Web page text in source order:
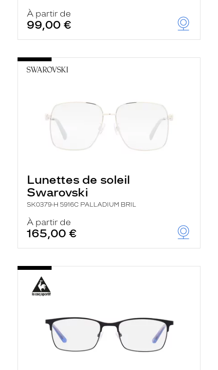
À partir de
99,00 €
Lunettes de soleil
Swarovski
SK0379-H 5916C PALLADIUM BRIL
À partir de
165,00 €